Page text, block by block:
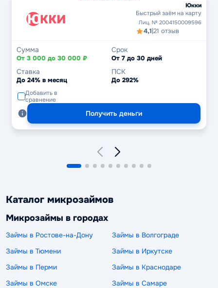
Юкки
Быстрый заём на карту
Лиц. № 2004150009596
4,1|21 отзыв
Сумма
От 3 000 до 30 000 ₽
Срок
От 7 до 30 дней
Ставка
До 24% в месяц
ПСК
До 292%
Добавить в
сравнение
Получить деньги
Каталог микрозаймов
Микрозаймы в городах
Займы в Ростове-на-Дону
Займы в Волгограде
Займы в Тюмени
Займы в Иркутске
Займы в Перми
Займы в Краснодаре
Займы в Омске
Займы в Самаре